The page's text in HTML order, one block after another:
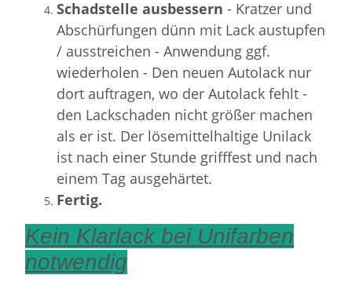
Schadstelle ausbessern - Kratzer und
Abschürfungen dünn mit Lack austupfen
/ ausstreichen - Anwendung ggf.
wiederholen - Den neuen Autolack nur
dort auftragen, wo der Autolack fehlt -
den Lackschaden nicht größer machen
als er ist. Der lösemittelhaltige Unilack
ist nach einer Stunde grifffest und nach
einem Tag ausgehärtet.
Fertig.
Kein Klarlack bei Unifarben
notwendig